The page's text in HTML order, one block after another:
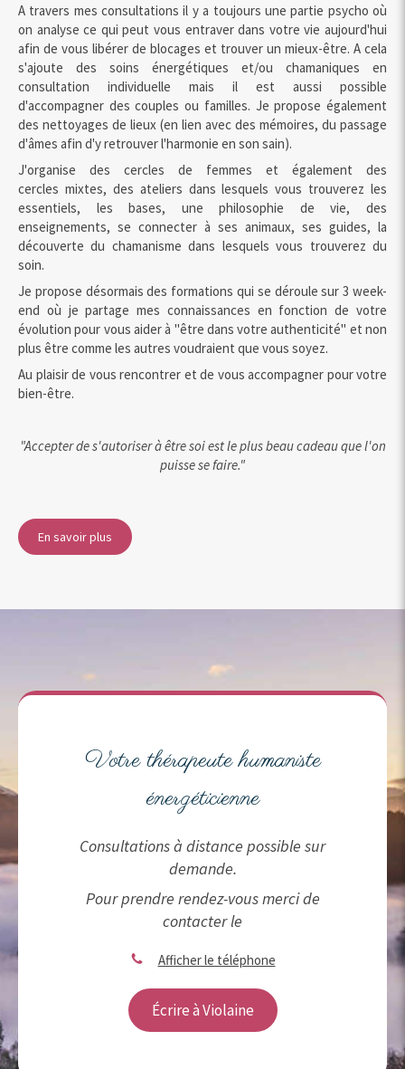
A travers mes consultations il y a toujours une partie psycho où
on analyse ce qui peut vous entraver dans votre vie aujourd'hui
afin de vous libérer de blocages et trouver un mieux-être. A cela
s'ajoute des soins énergétiques et/ou chamaniques en
consultation individuelle mais il est aussi possible
d'accompagner des couples ou familles. Je propose également
des nettoyages de lieux (en lien avec des mémoires, du passage
d'âmes afin d'y retrouver l'harmonie en son sain).
J'organise des cercles de femmes et également des
cercles mixtes, des ateliers dans lesquels vous trouverez les
essentiels, les bases, une philosophie de vie, des
enseignements, se connecter à ses animaux, ses guides, la
découverte du chamanisme dans lesquels vous trouverez du
soin.
Je propose désormais des formations qui se déroule sur 3 week-
end où je partage mes connaissances en fonction de votre
évolution pour vous aider à "être dans votre authenticité" et non
plus être comme les autres voudraient que vous soyez.
Au plaisir de vous rencontrer et de vous accompagner pour votre
bien-être.
"Accepter de s'autoriser à être soi est le plus beau cadeau que l'on
puisse se faire."
En savoir plus
Votre thérapeute humaniste
énergéticienne
Consultations à distance possible sur
demande.
Pour prendre rendez-vous merci de
contacter le
Afficher le téléphone
Écrire à Violaine